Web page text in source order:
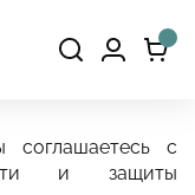
соглашаетесь с
и защиты